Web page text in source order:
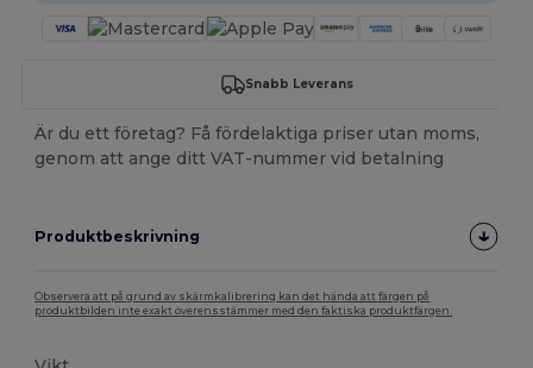
Snabb Leverans
Är du ett företag? Få fördelaktiga priser utan moms,
genom att ange ditt VAT-nummer vid betalning
Produktbeskrivning
Observera att på grund av skärmkalibrering kan det hända att färgen på
produktbilden inte exakt överensstämmer med den faktiska produktfärgen.